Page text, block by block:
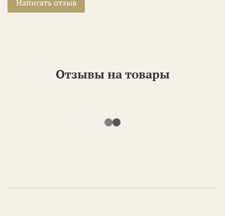
Написать отзыв
Отзывы на товары